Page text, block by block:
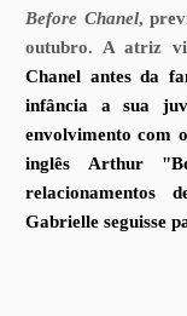
Before Chanel,
outubro. A atriz
Chanel antes da
infância a sua
envolvimento com
inglês Arthur
relacionamentos
Gabrielle seguisse